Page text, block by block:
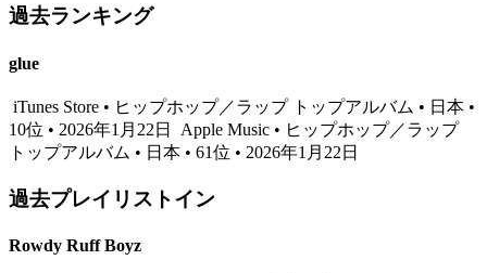
過去ランキング
glue
iTunes Store • ヒップホップ／ラップ トップアルバム • 日本 •
10位 • 2026年1月22日
Apple Music • ヒップホップ／ラップ
トップアルバム • 日本 • 61位 • 2026年1月22日
過去プレイリストイン
Rowdy Ruff Boyz